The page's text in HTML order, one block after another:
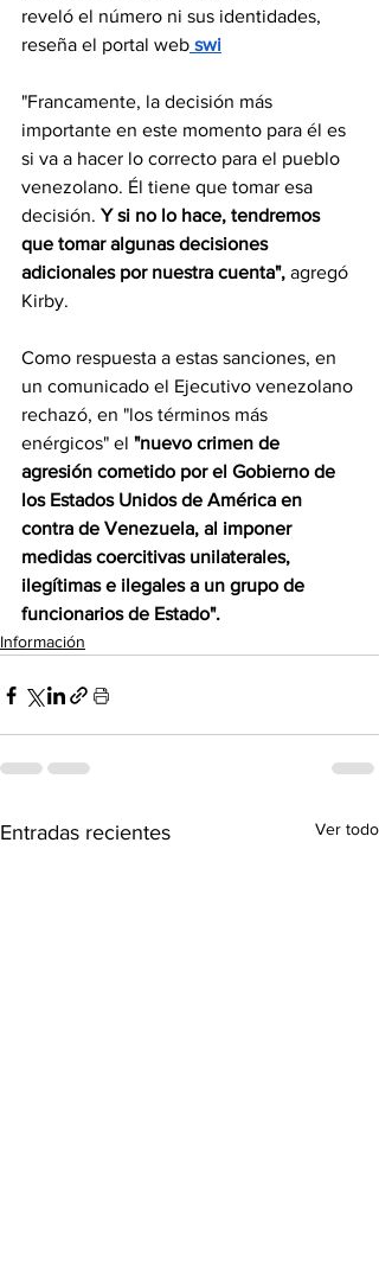
reveló el número ni sus identidades,
reseña el portal web swi
"Francamente, la decisión más
importante en este momento para él es
si va a hacer lo correcto para el pueblo
venezolano. Él tiene que tomar esa
decisión. Y si no lo hace, tendremos
que tomar algunas decisiones
adicionales por nuestra cuenta", agregó
Kirby.
Como respuesta a estas sanciones, en
un comunicado el Ejecutivo venezolano
rechazó, en "los términos más
enérgicos" el "nuevo crimen de
agresión cometido por el Gobierno de
los Estados Unidos de América en
contra de Venezuela, al imponer
medidas coercitivas unilaterales,
ilegítimas e ilegales a un grupo de
funcionarios de Estado".
Información
Entradas recientes Ver todo